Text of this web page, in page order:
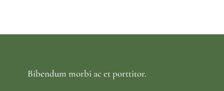
Bibendum morbi ac et porttitor.